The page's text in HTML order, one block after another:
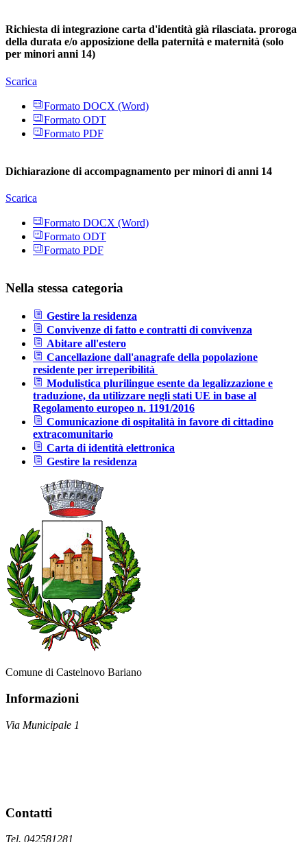
Richiesta di integrazione carta d'identità già rilasciata. proroga
della durata e/o apposizione della paternità e maternità (solo
per minori anni 14)
Scarica
Formato DOCX (Word)
Formato ODT
Formato PDF
Dichiarazione di accompagnamento per minori di anni 14
Scarica
Formato DOCX (Word)
Formato ODT
Formato PDF
Nella stessa categoria
Gestire la residenza
Convivenze di fatto e contratti di convivenza
Abitare all'estero
Cancellazione dall'anagrafe della popolazione
residente per irreperibilità
Modulistica plurilingue esente da legalizzazione e
traduzione, da utilizzare negli stati UE in base al
Regolamento europeo n. 1191/2016
Comunicazione di ospitalità in favore di cittadino
extracomunitario
Carta di identità elettronica
Gestire la residenza
Comune di Castelnovo Bariano
Informazioni
Via Municipale 1
Contatti
Tel. 042581281